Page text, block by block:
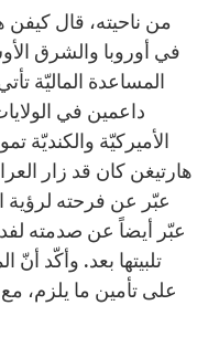
من ناحيته، قال كيفن
في أوروبا والشرق
المساعدة الماليّة
داعمين في
الأميركيّة والكنديّة
هارتيغن كان قد زار
عبّر عن فرحته لرؤية
عبّر أيضاً عن صدمته
تلبيتها بعد. وأكّد
على تأمين ما يلزم،